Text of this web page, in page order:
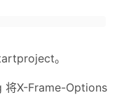
。
将X-Frame-Options